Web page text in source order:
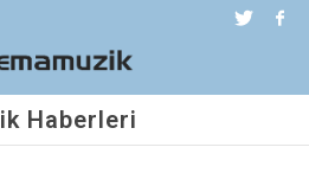
Haberleri